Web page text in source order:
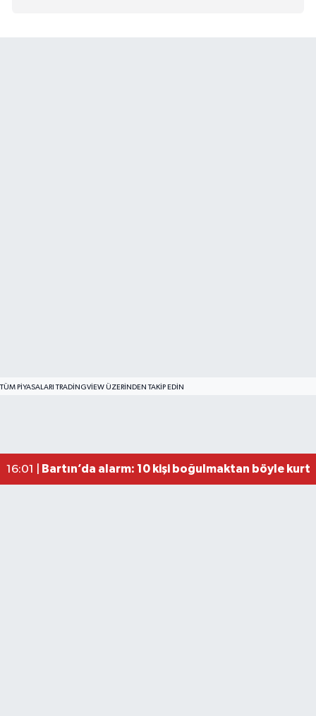
TÜM PIYASALARI TRADINGVIEW ÜZERINDEN TAKIP EDIN
16:01 |
Bartın’da alarm: 10 kişi boğulmaktan böyle